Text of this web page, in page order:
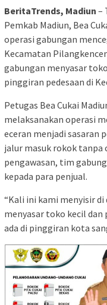
BeritaTrends, Madiun –
Pemkab Madiun, Bea
operasi gabungan
Kecamatan
gabungan menyasar
pinggiran pedesaan di
Petugas Bea Cukai
melaksanakan operasi
eceran menjadi sasaran
jalur masuk rokok tanpa
pengawasan, tim
kepada para penjual.
“Kali ini kami menyisir
menyasar toko kecil dan
ada di pinggiran kota